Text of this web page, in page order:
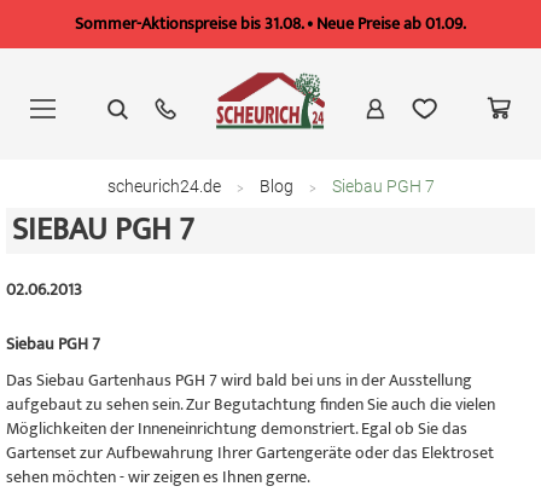
Sommer-Aktionspreise bis 31.08. • Neue Preise ab 01.09.
springen
scheurich24.de Blog Siebau PGH 7
SIEBAU PGH 7
02.06.2013
Siebau PGH 7
Das Siebau Gartenhaus PGH 7 wird bald bei uns in der Ausstellung
aufgebaut zu sehen sein. Zur Begutachtung finden Sie auch die vielen
Möglichkeiten der Inneneinrichtung demonstriert. Egal ob Sie das
Gartenset zur Aufbewahrung Ihrer Gartengeräte oder das Elektroset
sehen möchten - wir zeigen es Ihnen gerne.